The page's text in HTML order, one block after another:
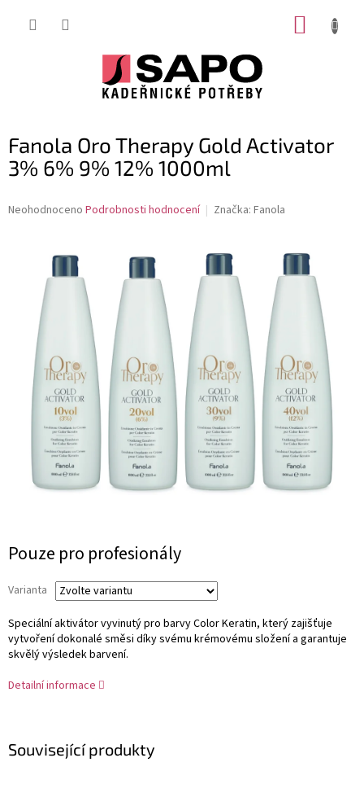
Fanola Oro Therapy Gold Activator
3% 6% 9% 12% 1000ml
Průměrné
hvězdiček.
Neohodnoceno Podrobnosti hodnocení Značka: Fanola
cena:
Pouze pro profesionály
Varianta
Speciální aktivátor vyvinutý pro barvy Color Keratin, který zajišťuje
vytvoření dokonalé směsi díky svému krémovému složení a garantuje
skvělý výsledek barvení.
Detailní informace
Související produkty